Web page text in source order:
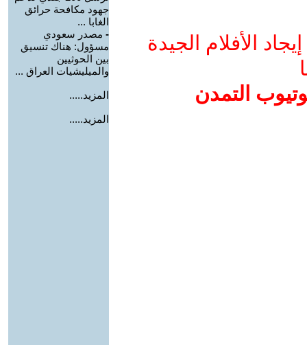
الأفلام الجيدة
التمدن
جهود مكافحة حرائق
الغابا ...
- مصدر سعودي
مسؤول: هناك تنسيق
بين الحوثيين
والميليشيات العراق ...
المزيد.....
المزيد.....